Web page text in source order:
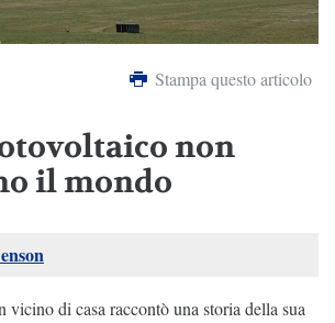
Stampa questo articolo
non
il mondo
vicino di casa raccontò una storia della sua